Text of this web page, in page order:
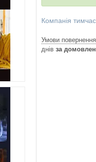
Компанія
днів за